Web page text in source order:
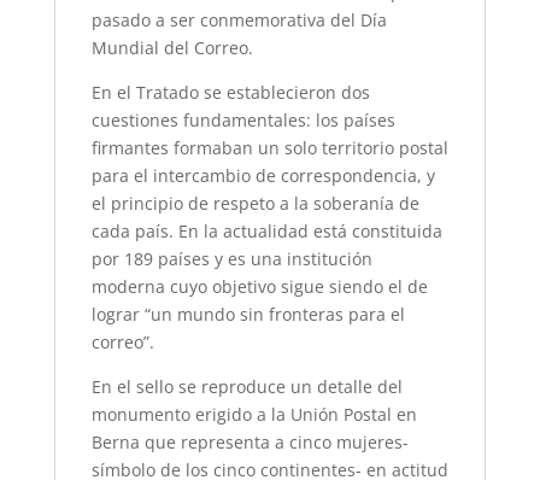
pasado a ser conmemorativa del Día
Mundial del Correo.
En el Tratado se establecieron dos
cuestiones fundamentales: los países
firmantes formaban un solo territorio postal
para el intercambio de correspondencia, y
el principio de respeto a la soberanía de
cada país. En la actualidad está constituida
por 189 países y es una institución
moderna cuyo objetivo sigue siendo el de
lograr “un mundo sin fronteras para el
correo”.
En el sello se reproduce un detalle del
monumento erigido a la Unión Postal en
Berna que representa a cinco mujeres-
símbolo de los cinco continentes- en actitud